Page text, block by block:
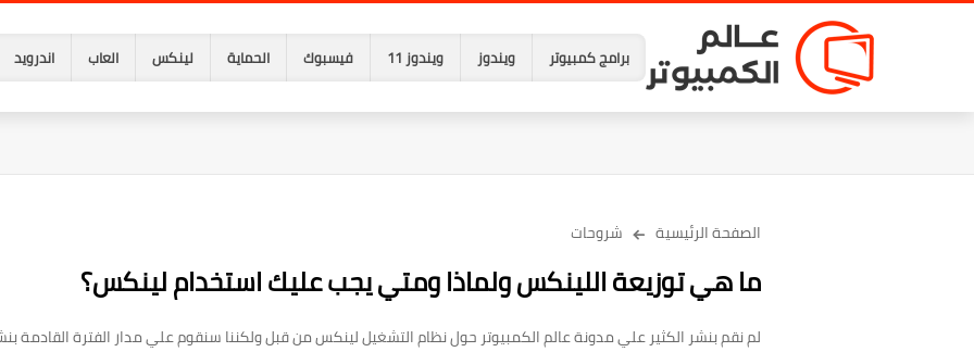
برامج كمبيوتر ويندوز ويندوز 11 فيسبوك الحماية لينكس العاب اندرويد
الصفحة الرئيسية شروحات
ما هي توزيعة اللينكس ولماذا ومتي يجب عليك استخدام لينكس؟
لم نقم بنشر الكثير علي مدونة عالم الكمبيوتر حول نظام التشغيل لينكس من قبل ولكننا سنقوم علي مدار الفترة